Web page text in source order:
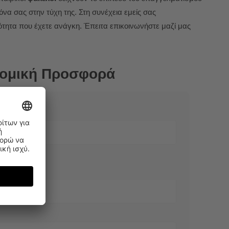
σας στην τύχη της. Στη συνέχεια εμείς σας
που έχετε ανάγκη. Έπειτα επικοινωνήστε μαζί μας
Προσφορά
Επώνυμο
Επώνυμο